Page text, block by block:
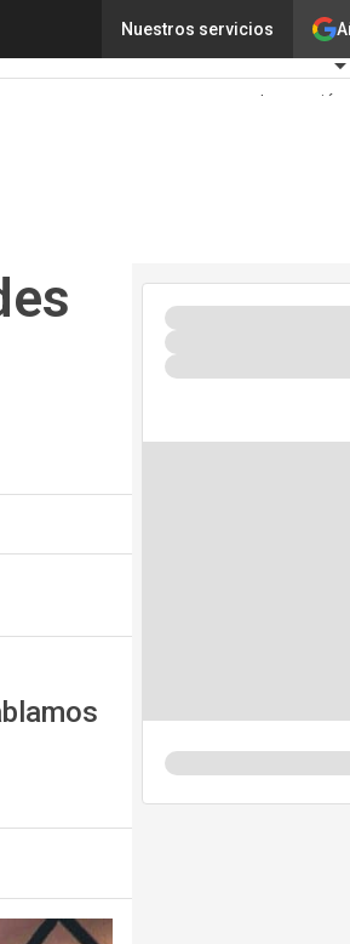
Nuestros servicios
(#IluminaciónInteligente)Tecnología
Innovación
de Eventos